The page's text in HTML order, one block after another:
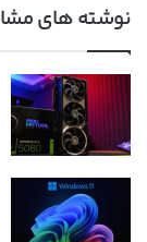
نوشته های